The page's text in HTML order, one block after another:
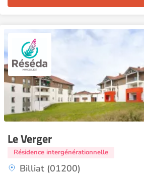
Le Verger
Résidence intergénérationnelle
Billiat (01200)